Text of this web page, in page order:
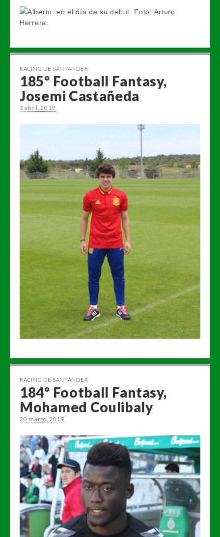
RACING DE SANTANDER
185º Football Fantasy,
Josemi Castañeda
3 abril, 2019
RACING DE SANTANDER
184º Football Fantasy,
Mohamed Coulibaly
20 marzo, 2019